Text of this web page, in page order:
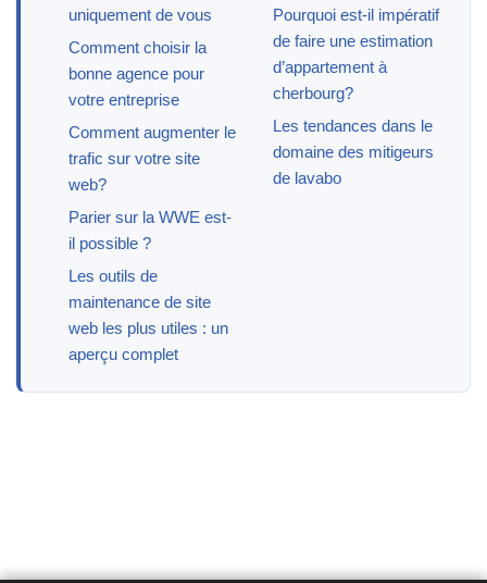
uniquement de vous
Comment choisir la
bonne agence pour
votre entreprise
Comment augmenter le
trafic sur votre site
web?
Parier sur la WWE est-
il possible ?
Les outils de
maintenance de site
web les plus utiles : un
aperçu complet
Pourquoi est-il impératif
de faire une estimation
d’appartement à
cherbourg?
Les tendances dans le
domaine des mitigeurs
de lavabo